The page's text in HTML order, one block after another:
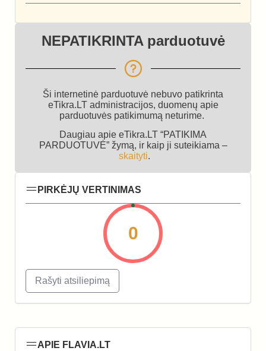
NEPATIKRINTA parduotuvė
Ši internetinė parduotuvė nebuvo patikrinta
eTikra.LT administracijos, duomenų apie
parduotuvės patikimumą neturime.
Daugiau apie eTikra.LT “PATIKIMA
PARDUOTUVĖ” žymą, ir kaip ji suteikiama –
skaityti.
PIRKĖJŲ VERTINIMAS
0
Rašyti atsiliepimą
APIE FLAVIA.LT